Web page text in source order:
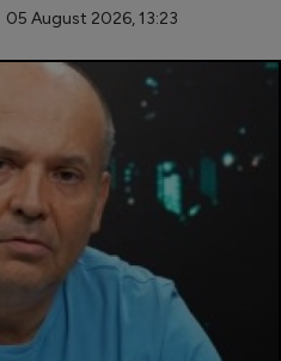
05 August 2026, 13:23